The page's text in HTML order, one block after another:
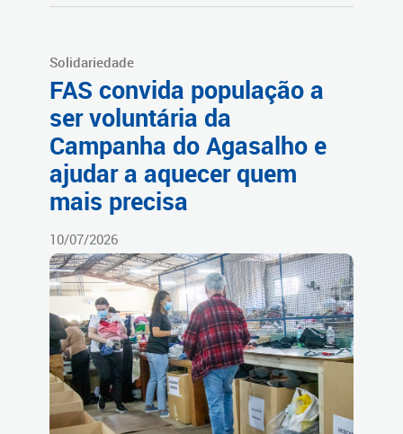
Solidariedade
FAS convida população a
ser voluntária da
Campanha do Agasalho e
ajudar a aquecer quem
mais precisa
10/07/2026